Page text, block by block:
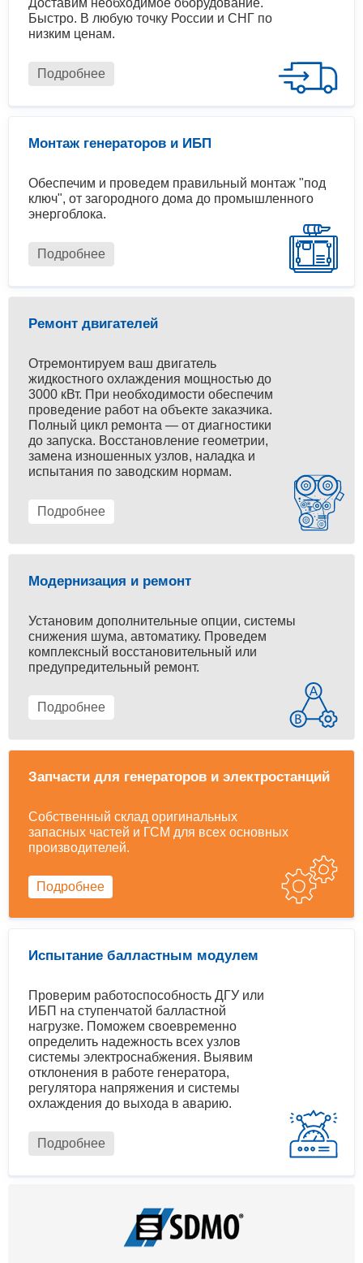
Доставим необходимое оборудование.
Быстро. В любую точку России и СНГ по
низким ценам.
Подробнее
Монтаж генераторов и ИБП
Обеспечим и проведем правильный монтаж "под
ключ", от загородного дома до промышленного
энергоблока.
Подробнее
Ремонт двигателей
Отремонтируем ваш двигатель
жидкостного охлаждения мощностью до
3000 кВт. При необходимости обеспечим
проведение работ на объекте заказчика.
Полный цикл ремонта — от диагностики
до запуска. Восстановление геометрии,
замена изношенных узлов, наладка и
испытания по заводским нормам.
Подробнее
Модернизация и ремонт
Установим дополнительные опции, системы
снижения шума, автоматику. Проведем
комплексный восстановительный или
предупредительный ремонт.
Подробнее
Запчасти для генераторов и электростанций
Собственный склад оригинальных
запасных частей и ГСМ для всех основных
производителей.
Подробнее
Испытание балластным модулем
Проверим работоспособность ДГУ или
ИБП на ступенчатой балластной
нагрузке. Поможем своевременно
определить надежность всех узлов
системы электроснабжения. Выявим
отклонения в работе генератора,
регулятора напряжения и системы
охлаждения до выхода в аварию.
Подробнее